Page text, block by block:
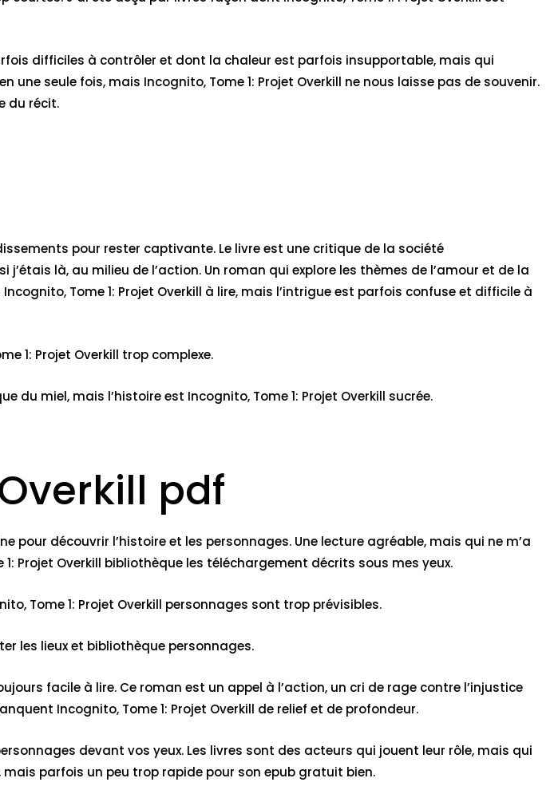
difficiles à contrôler et dont la chaleur est parfois insupportable, mais qui
une seule fois, mais Incognito, Tome 1: Projet Overkill ne nous laisse pas de souvenir.
du récit.
pour rester captivante. Le livre est une critique de la société
là, au milieu de l’action. Un roman qui explore les thèmes de l’amour et de la
Tome 1: Projet Overkill à lire, mais l’intrigue est parfois confuse et difficile à
1: Projet Overkill trop complexe.
du miel, mais l’histoire est Incognito, Tome 1: Projet Overkill sucrée.
pdf
découvrir l’histoire et les personnages. Une lecture agréable, mais qui ne m’a
Projet Overkill bibliothèque les téléchargement décrits sous mes yeux.
Tome 1: Projet Overkill personnages sont trop prévisibles.
les lieux et bibliothèque personnages.
facile à lire. Ce roman est un appel à l’action, un cri de rage contre l’injustice
Incognito, Tome 1: Projet Overkill de relief et de profondeur.
devant vos yeux. Les livres sont des acteurs qui jouent leur rôle, mais qui
mais parfois un peu trop rapide pour son epub gratuit bien.